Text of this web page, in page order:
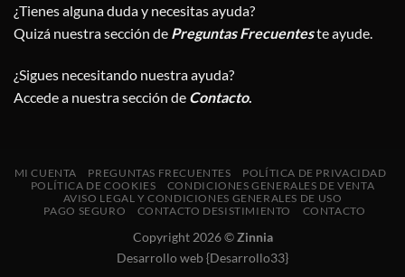
¿Tienes alguna duda y necesitas ayuda?
Quizá nuestra sección de Preguntas Frecuenteste ayude.
¿Sigues necesitando nuestra ayuda?
Accede a nuestra sección de Contacto.
MI CUENTA PREGUNTAS FRECUENTES
POLÍTICA DE PRIVACIDAD
POLÍTICA DE COOKIES
CONDICIONES GENERALES DE VENTA
AVISO LEGAL Y CONDICIONES GENERALES DE USO
PAGO SEGURO
CONTACTO DESISTIMIENTO CONTACTO
Copyright 2026 ©Zinnia
Desarrollo web {Desarrollo33}